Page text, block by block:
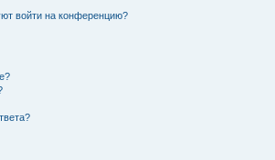
войти на конференцию?